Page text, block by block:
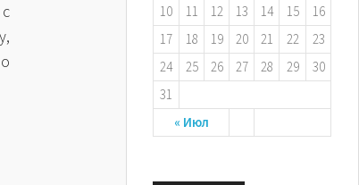
« Июл
10
11 12 13 14 15
16
17
18 19 20 21 22
23
24
25 26 27 28 29
30
31